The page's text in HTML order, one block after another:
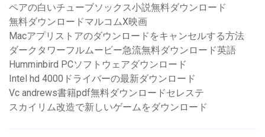
ペアの白いチューブソックス小説無料ダウンロード
無料ダウンロードマルコムX映画
Macアプリストアのダウンロードをキャンセルする方法
ダークタワーフルムービー急流無料ダウンロード英語
Humminbird PCソフトウェアダウンロード
Intel hd 4000ドライバーの最新ダウンロード
Vc andrews書籍pdf無料ダウンロードセレステ
スカイリム改造で新しいゲームをダウンロード